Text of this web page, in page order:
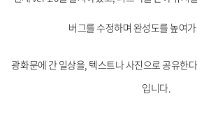
버그를 수정하며 완성도를 높여
광화문에 간 일상을, 텍스트나 사진으로 공유한
입니다.